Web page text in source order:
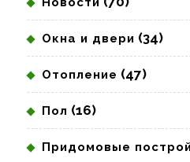
Окна и двери (34)
Отопление (47)
Пол (16)
Придомовые